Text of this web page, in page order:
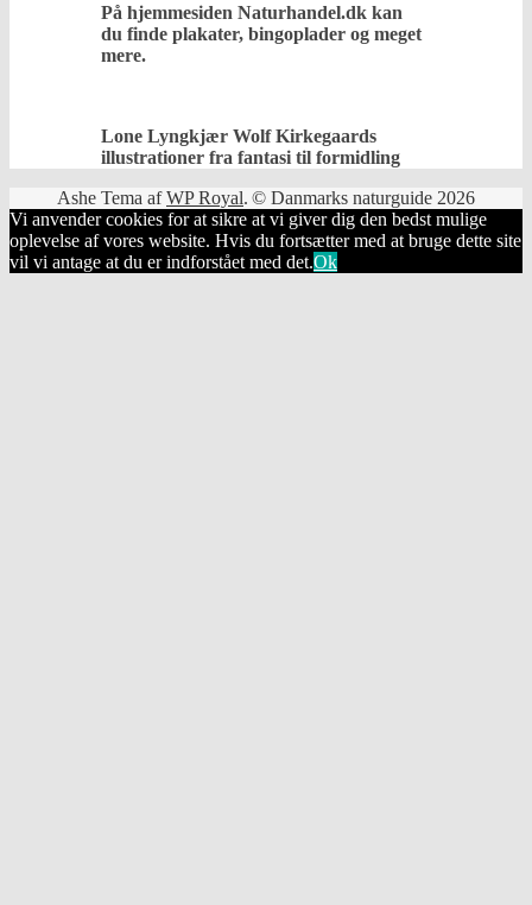
På hjemmesiden Naturhandel.dk kan
du finde plakater, bingoplader og meget
mere.
Lone Lyngkjær Wolf Kirkegaards
illustrationer fra fantasi til formidling
© Danmarks naturguide 2026
Ashe Tema afWP Royal.
Vi anvender cookies for at sikre at vi giver dig den bedst mulige
oplevelse af vores website. Hvis du fortsætter med at bruge dette site
vil vi antage at du er indforstået med det.Ok